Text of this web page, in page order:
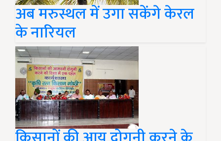
अब मरुस्थल में उगा सकेंगे केरल
के नारियल